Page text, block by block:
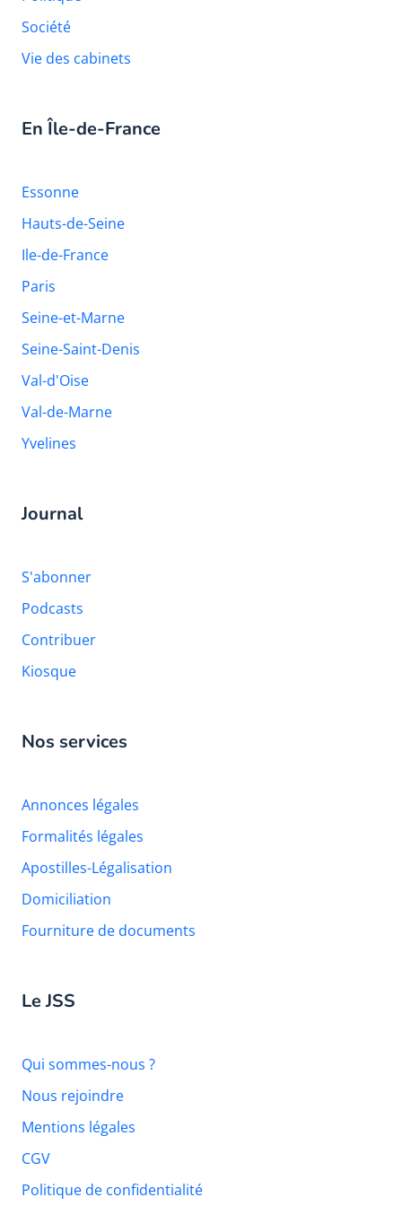
Société
Vie des cabinets
En Île-de-France
Essonne
Hauts-de-Seine
Ile-de-France
Paris
Seine-et-Marne
Seine-Saint-Denis
Val-d'Oise
Val-de-Marne
Yvelines
Journal
S'abonner
Podcasts
Contribuer
Kiosque
Nos services
Annonces légales
Formalités légales
Apostilles-Légalisation
Domiciliation
Fourniture de documents
Le JSS
Qui sommes-nous ?
Nous rejoindre
Mentions légales
CGV
Politique de confidentialité